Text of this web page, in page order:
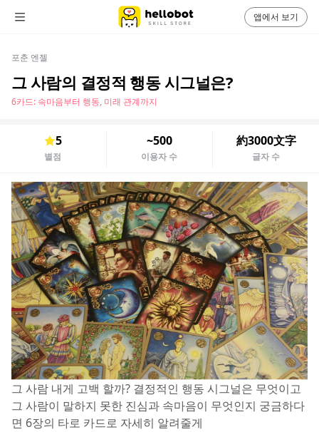
포춘 엔젤
그 사람의 결정적 행동 시그널은?
6카드: 속마음부터 행동, 미래 관계까지
5
별점
~500
이용자 수
約3000文字
글자 수
그 사람 내게 고백 할까? 결정적인 행동 시그널은 무엇이고
그 사람이 말하지 못한 진심과 속마음이 무엇인지 궁금하다
면 6장의 타로 카드로 자세히 알려줄게
앱에서 보기